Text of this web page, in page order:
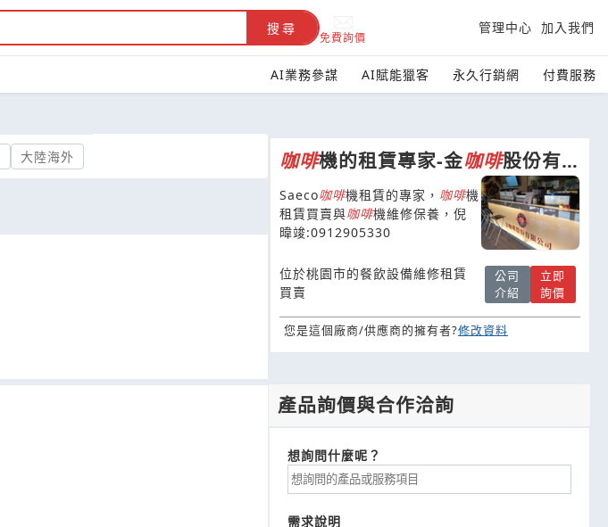
搜尋
免費詢價
管理中心 加入我們
AI業務參謀 AI賦能獵客 永久行銷網 付費服務
大陸海外 咖啡機的租賃專家-金咖啡股份有
限公司
Saeco咖啡機租賃的專家， 咖啡機
租賃買賣與咖啡機維修保養，倪
暐竣:0912905330
位於桃園市的餐飲設備維修租賃
買賣
公司
介紹
立即
詢價
您是這個廠商/供應商的擁有者?修改資料
產品詢價與合作洽詢
想詢問什麼呢？
需求說明